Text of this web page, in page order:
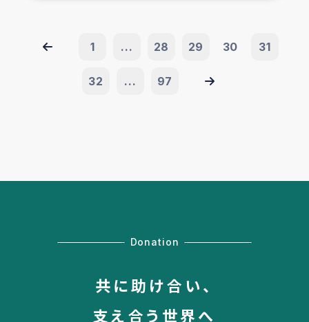
1 ... 28 29 30 31
32 ... 97
Donation
共に助け合い、
支え合う世界へ